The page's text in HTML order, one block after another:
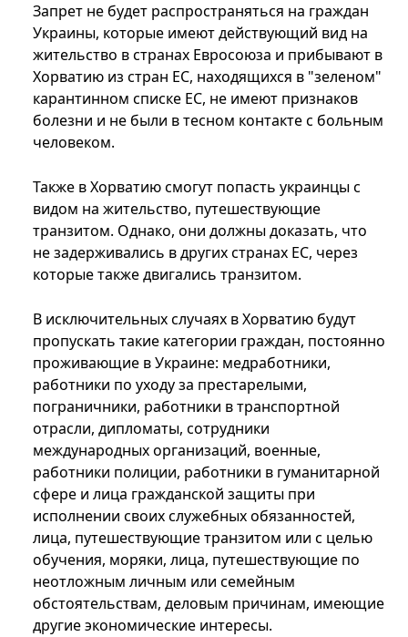
Запрет не будет распространяться на граждан
Украины, которые имеют действующий вид на
жительство в странах Евросоюза и прибывают в
Хорватию из стран ЕС, находящихся в "зеленом"
карантинном списке ЕС, не имеют признаков
болезни и не были в тесном контакте с больным
человеком.
Также в Хорватию смогут попасть украинцы с
видом на жительство, путешествующие
транзитом. Однако, они должны доказать, что
не задерживались в других странах ЕС, через
которые также двигались транзитом.
В исключительных случаях в Хорватию будут
пропускать такие категории граждан, постоянно
проживающие в Украине: медработники,
работники по уходу за престарелыми,
пограничники, работники в транспортной
отрасли, дипломаты, сотрудники
международных организаций, военные,
работники полиции, работники в гуманитарной
сфере и лица гражданской защиты при
исполнении своих служебных обязанностей,
лица, путешествующие транзитом или с целью
обучения, моряки, лица, путешествующие по
неотложным личным или семейным
обстоятельствам, деловым причинам, имеющие
другие экономические интересы.